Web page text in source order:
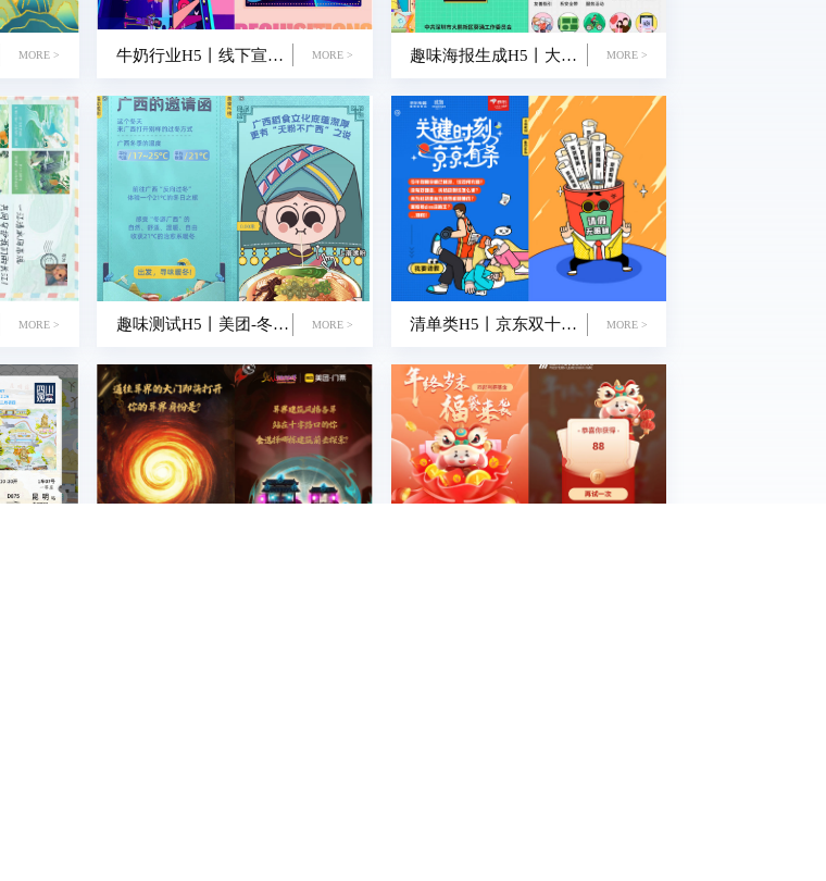
MORE > 牛奶行业H5丨线下宣传H5—第六届中国好鲜奶-新鲜盛典 MORE > 趣味海报生成H5丨大鹏新区工会-文明行为100项，你参与过多少 MORE >
MORE > 趣味测试H5丨美团-冬游广西美食打榜 MORE > 清单类H5丨京东双十一H5预热活动 MORE >